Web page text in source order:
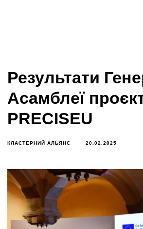
Результати
Асамблеї
PRECISEU
КЛАСТЕРНИЙ АЛЬЯНС 20.02.2025